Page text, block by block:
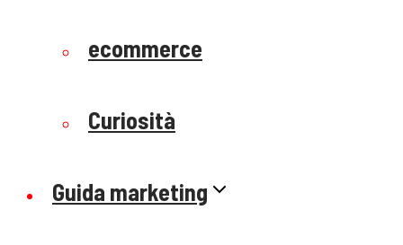
ecommerce
Curiosità
Guida marketing